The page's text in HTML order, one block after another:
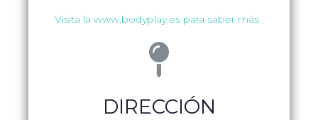
Visita la www.bodyplay.es para saber más .
DIRECCIÓN